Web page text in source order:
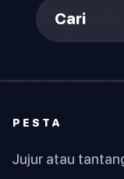
Cari
PESTA
Jujur atau